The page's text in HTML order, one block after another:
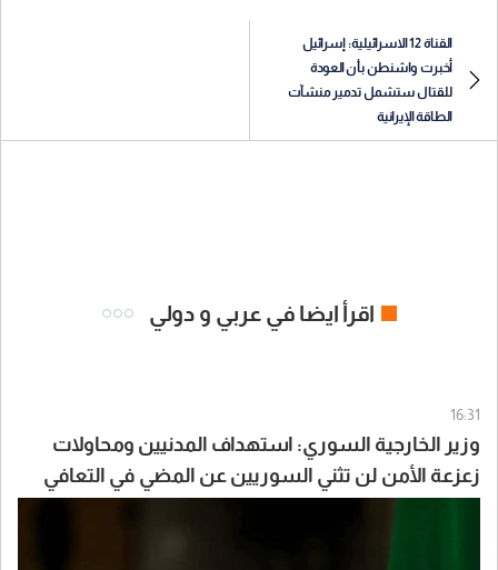
القناة 12 الاسرائيلية: إسرائيل
أخبرت واشنطن بأن العودة
للقتال ستشمل تدمير منشآت
الطاقة الإيرانية
اقرأ ايضا في عربي و دولي
16:31
وزير الخارجية السوري: استهداف المدنيين ومحاولات
زعزعة الأمن لن تثني السوريين عن المضي في التعافي